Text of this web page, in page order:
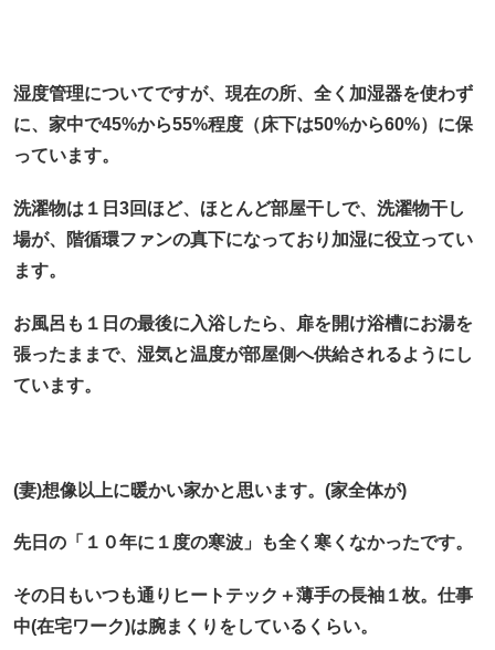
湿度管理についてですが、現在の所、全く加湿器を使わず
に、家中で45%から55%程度（床下は50%から60%）に保
っています。
洗濯物は１日3回ほど、ほとんど部屋干しで、洗濯物干し
場が、階循環ファンの真下になっており加湿に役立ってい
ます。
お風呂も１日の最後に入浴したら、扉を開け浴槽にお湯を
張ったままで、湿気と温度が部屋側へ供給されるようにし
ています。
(妻)想像以上に暖かい家かと思います。(家全体が)
先日の「１０年に１度の寒波」も全く寒くなかったです。
その日もいつも通りヒートテック＋薄手の長袖１枚。仕事
中(在宅ワーク)は腕まくりをしているくらい。